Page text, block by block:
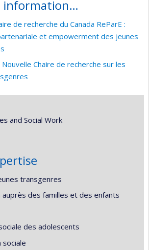
information…
de recherche du Canada ReParE :
et empowerment des jeunes
Chaire de recherche sur les
and Social Work
transgenres
des familles et des enfants
des adolescents
sociale